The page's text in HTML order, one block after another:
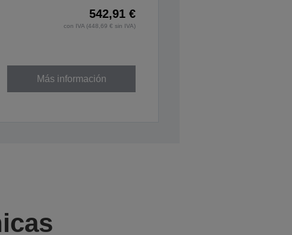
542,91 €
con IVA (448,69 € sin IVA)
Más información